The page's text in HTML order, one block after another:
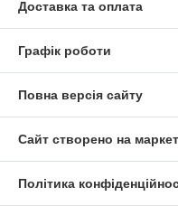
Доставка та оплата
Графік роботи
Повна версія сайту
Сайт створено на
Політика